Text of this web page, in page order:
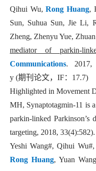
Qihui Wu,Rong Huang,
Sun, Suhua Sun, Jie Li,
Zheng, Zhenyu Yue,
mediator of parkin-
Communications. 2017,
y (期刊论文， IF： 17.7)
Highlighted in Movement
MH, Synaptotagmin-11 is
parkin-linked Parkinson’s
targeting, 2018, 33(4):582).
Yeshi Wang#, Qihui
Rong Huang, Yuan